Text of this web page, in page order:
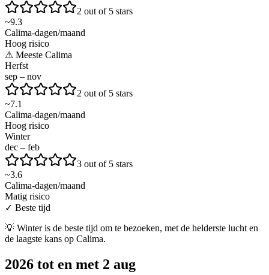
2 out of 5 stars
~9.3
Calima-dagen/maand
Hoog risico
⚠ Meeste Calima
Herfst
sep – nov
2 out of 5 stars
~7.1
Calima-dagen/maand
Hoog risico
Winter
dec – feb
3 out of 5 stars
~3.6
Calima-dagen/maand
Matig risico
✓ Beste tijd
💡 Winter is de beste tijd om te bezoeken, met de helderste lucht en
de laagste kans op Calima.
2026 tot en met 2 aug